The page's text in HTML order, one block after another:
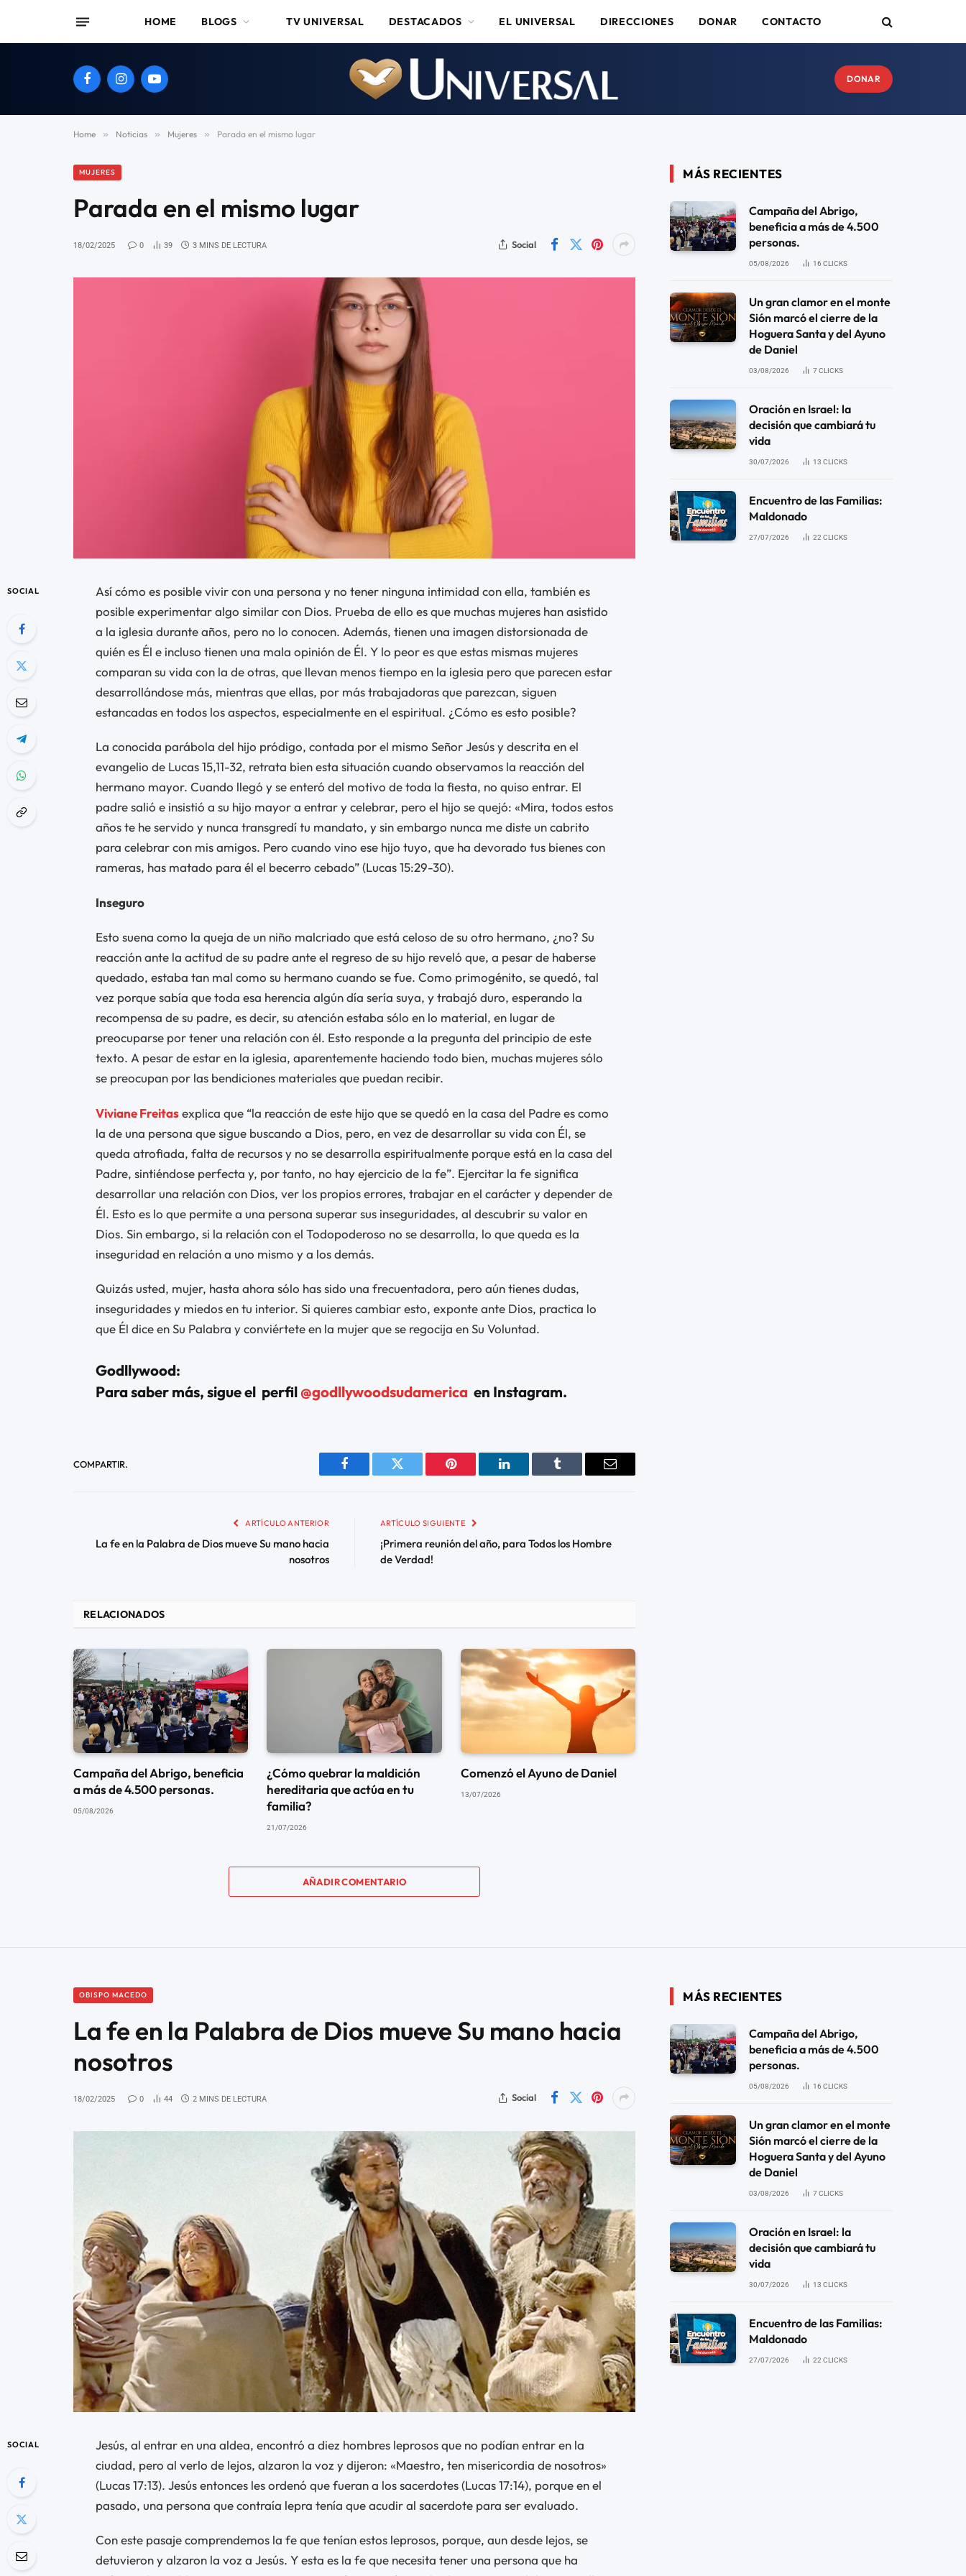
HOME BLOGS TV UNIVERSAL DESTACADOS EL UNIVERSAL DIRECCIONES DONAR CONTACTO
FacebookInstagramYouTube DONAR
Home » Noticias » Mujeres » Parada en el mismo lugar
MUJERES
Parada en el mismo lugar
18/02/2025 0 39 3 MINS DE LECTURA Social
SOCIAL
Así cómo es posible vivir con una persona y no tener ninguna intimidad con ella, también es
posible experimentar algo similar con Dios. Prueba de ello es que muchas mujeres han asistido
a la iglesia durante años, pero no lo conocen. Además, tienen una imagen distorsionada de
quién es Él e incluso tienen una mala opinión de Él. Y lo peor es que estas mismas mujeres
comparan su vida con la de otras, que llevan menos tiempo en la iglesia pero que parecen estar
desarrollándose más, mientras que ellas, por más trabajadoras que parezcan, siguen
estancadas en todos los aspectos, especialmente en el espiritual. ¿Cómo es esto posible?
La conocida parábola del hijo pródigo, contada por el mismo Señor Jesús y descrita en el
evangelio de Lucas 15,11-32, retrata bien esta situación cuando observamos la reacción del
hermano mayor. Cuando llegó y se enteró del motivo de toda la fiesta, no quiso entrar. El
padre salió e insistió a su hijo mayor a entrar y celebrar, pero el hijo se quejó: «Mira, todos estos
años te he servido y nunca transgredí tu mandato, y sin embargo nunca me diste un cabrito
para celebrar con mis amigos. Pero cuando vino ese hijo tuyo, que ha devorado tus bienes con
rameras, has matado para él el becerro cebado” (Lucas 15:29-30).
Inseguro
Esto suena como la queja de un niño malcriado que está celoso de su otro hermano, ¿no? Su
reacción ante la actitud de su padre ante el regreso de su hijo reveló que, a pesar de haberse
quedado, estaba tan mal como su hermano cuando se fue. Como primogénito, se quedó, tal
vez porque sabía que toda esa herencia algún día sería suya, y trabajó duro, esperando la
recompensa de su padre, es decir, su atención estaba sólo en lo material, en lugar de
preocuparse por tener una relación con él. Esto responde a la pregunta del principio de este
texto. A pesar de estar en la iglesia, aparentemente haciendo todo bien, muchas mujeres sólo
se preocupan por las bendiciones materiales que puedan recibir.
Viviane Freitasexplica que “la reacción de este hijo que se quedó en la casa del Padre es como
la de una persona que sigue buscando a Dios, pero, en vez de desarrollar su vida con Él, se
queda atrofiada, falta de recursos y no se desarrolla espiritualmente porque está en la casa del
Padre, sintiéndose perfecta y, por tanto, no hay ejercicio de la fe”. Ejercitar la fe significa
desarrollar una relación con Dios, ver los propios errores, trabajar en el carácter y depender de
Él. Esto es lo que permite a una persona superar sus inseguridades, al descubrir su valor en
Dios. Sin embargo, si la relación con el Todopoderoso no se desarrolla, lo que queda es la
inseguridad en relación a uno mismo y a los demás.
Quizás usted, mujer, hasta ahora sólo has sido una frecuentadora, pero aún tienes dudas,
inseguridades y miedos en tu interior. Si quieres cambiar esto, exponte ante Dios, practica lo
que Él dice en Su Palabra y conviértete en la mujer que se regocija en Su Voluntad.
Godllywood:
Para saber más, sigue el perfil@godllywoodsudamerica en Instagram.
COMPARTIR.
Facebook Twitter Pinterest LinkedIn Tumblr Email
ARTÍCULO ANTERIOR
La fe en la Palabra de Dios mueve Su mano hacia
nosotros
ARTÍCULO SIGUIENTE
¡Primera reunión del año, para Todos los Hombre
de Verdad!
RELACIONADOS
Campaña del Abrigo, beneficia
a más de 4.500 personas.
05/08/2026
¿Cómo quebrar la maldición
hereditaria que actúa en tu
familia?
21/07/2026
Comenzó el Ayuno de Daniel
13/07/2026
AÑADIR COMENTARIO
MÁS RECIENTES
Campaña del Abrigo,
beneficia a más de 4.500
personas.
05/08/2026 16 CLICKS
Un gran clamor en el monte
Sión marcó el cierre de la
Hoguera Santa y del Ayuno
de Daniel
03/08/2026 7 CLICKS
Oración en Israel: la
decisión que cambiará tu
vida
30/07/2026 13 CLICKS
Encuentro de las Familias:
Maldonado
27/07/2026 22 CLICKS
OBISPO MACEDO
La fe en la Palabra de Dios mueve Su mano hacia
nosotros
18/02/2025 0 44 2 MINS DE LECTURA Social
SOCIAL
Jesús, al entrar en una aldea, encontró a diez hombres leprosos que no podían entrar en la
ciudad, pero al verlo de lejos, alzaron la voz y dijeron: «Maestro, ten misericordia de nosotros»
(Lucas 17:13). Jesús entonces les ordenó que fueran a los sacerdotes (Lucas 17:14), porque en el
pasado, una persona que contraía lepra tenía que acudir al sacerdote para ser evaluado.
Con este pasaje comprendemos la fe que tenían estos leprosos, porque, aun desde lejos, se
detuvieron y alzaron la voz a Jesús. Y esta es la fe que necesita tener una persona que ha
MÁS RECIENTES
Campaña del Abrigo,
beneficia a más de 4.500
personas.
05/08/2026 16 CLICKS
Un gran clamor en el monte
Sión marcó el cierre de la
Hoguera Santa y del Ayuno
de Daniel
03/08/2026 7 CLICKS
Oración en Israel: la
decisión que cambiará tu
vida
30/07/2026 13 CLICKS
Encuentro de las Familias:
Maldonado
27/07/2026 22 CLICKS